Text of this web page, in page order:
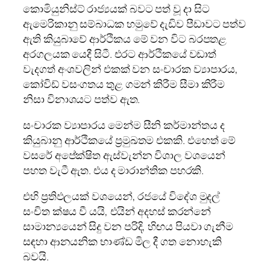
කොමියුනිස්ට් රාජ්‍යයක් බවට පත් වූ දා සිට
ඇමෙරිකානු සම්බාධක හමුවේ දැඩිව පීඩාවට පත්ව
ඇති කියුබාවේ ආර්ථිකය මේ වන විට බරපතළ
අරගලයක යෙදී සිටී. එරට ආර්ථිකයේ වඩාත්
වැදගත් අංශවලින් එකක් වන සංචාරක ව්‍යාපාරය,
කෝවිඩ් වසංගතය තුළ ගමන් කිරීම සීමා කිරීම
නිසා විනාශයට පත්ව ඇත.
සංචාරක ව්‍යාපාරය මෙන්ම සීනි කර්මාන්තය ද
කියුබානු ආර්ථිකයේ ප්‍රමුඛතම එකකි. එහෙත් මේ
වසරේ අපේක්ෂිත ඇස්වැන්න විශාල වශයෙන්
පහත වැටී ඇත. එය ද මාරාන්තික පහරකි.
එහි ප්‍රතිඵලයක් වශයෙන්, රජයේ විදේශ මුදල්
සංචිත ක්ෂය වී යයි, එයින් අදහස් කරන්නේ
සාමාන්‍යයෙන් සිදු වන පරිදි, හිඟය පියවා ගැනීම
සඳහා ආනයනික භාණ්ඩ මිල දී ගත නොහැකි
බවයි.